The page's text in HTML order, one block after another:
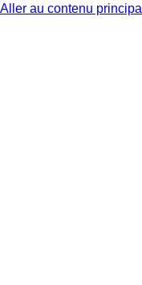
Aller au contenu principal